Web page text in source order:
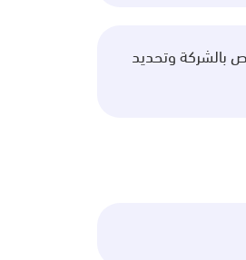
بالشركة وتحديد